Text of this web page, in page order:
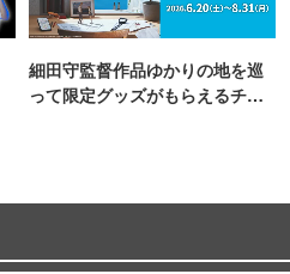
細田守監督作品ゆかりの地を巡
って限定グッズがもらえるチャ